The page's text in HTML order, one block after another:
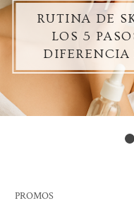
RUTINA DE
LOS 5
PROMOS